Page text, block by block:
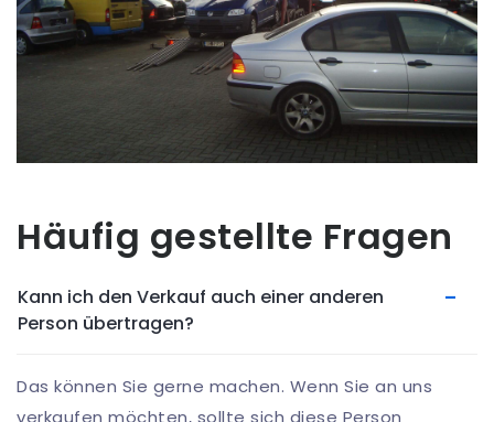
Häufig gestellte Fragen
Kann ich den Verkauf auch einer anderen
Person übertragen?
Das können Sie gerne machen. Wenn Sie an uns
verkaufen möchten, sollte sich diese Person